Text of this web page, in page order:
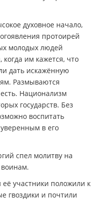
духовное начало,
протоирей
молодых людей
им кажется, что
дать искажённую
Размываются
Национализм
государств. Без
воспитать
в его
спел молитву на
участники положили к
гвоздики и почтили